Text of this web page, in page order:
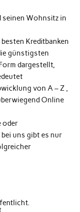
Wohnsitz in
Kreditbanken
günstigsten
dargestellt,
von A – Z ,
Online
oder
uns gibt es nur